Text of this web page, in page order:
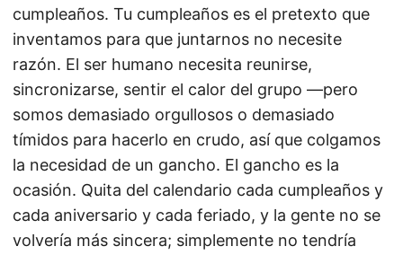
cumpleaños. Tu cumpleaños es el pretexto que
inventamos para que juntarnos no necesite
razón. El ser humano necesita reunirse,
sincronizarse, sentir el calor del grupo —pero
somos demasiado orgullosos o demasiado
tímidos para hacerlo en crudo, así que colgamos
la necesidad de un gancho. El gancho es la
ocasión. Quita del calendario cada cumpleaños y
cada aniversario y cada feriado, y la gente no se
volvería más sincera; simplemente no tendría